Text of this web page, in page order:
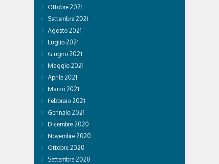
Ottobre 2021
Settembre 2021
Agosto 2021
Luglio 2021
Giugno 2021
Maggio 2021
Aprile 2021
Marzo 2021
Febbraio 2021
Gennaio 2021
Dicembre 2020
Novembre 2020
Ottobre 2020
Settembre 2020